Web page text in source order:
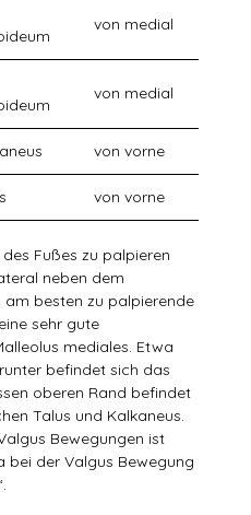
von medial
von medial
von vorne
von vorne
Fußes zu palpieren
neben dem
am besten zu palpierende
sehr gute
mediales. Etwa
befindet sich das
oberen Rand befindet
Talus und Kalkaneus.
Bewegungen ist
bei der Valgus Bewegung